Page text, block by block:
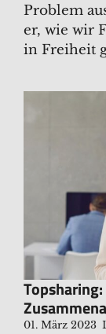
Problem
er, wie wir
in Freiheit
01. März 2023